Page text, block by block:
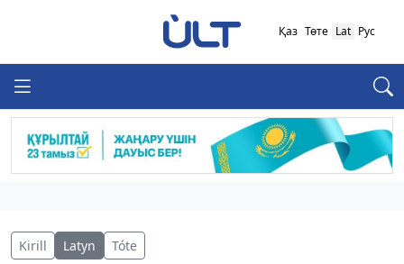
Қаз Төте Lat Рус
Kirill Latyn Tóte